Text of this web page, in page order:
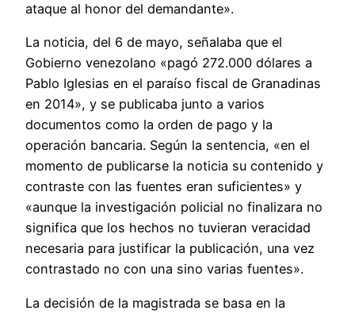
ataque al honor del demandante».
La noticia, del 6 de mayo, señalaba que el
Gobierno venezolano «pagó 272.000 dólares a
Pablo Iglesias en el paraíso fiscal de Granadinas
en 2014», y se publicaba junto a varios
documentos como la orden de pago y la
operación bancaria. Según la sentencia, «en el
momento de publicarse la noticia su contenido y
contraste con las fuentes eran suficientes» y
«aunque la investigación policial no finalizara no
significa que los hechos no tuvieran veracidad
necesaria para justificar la publicación, una vez
contrastado no con una sino varias fuentes».
La decisión de la magistrada se basa en la